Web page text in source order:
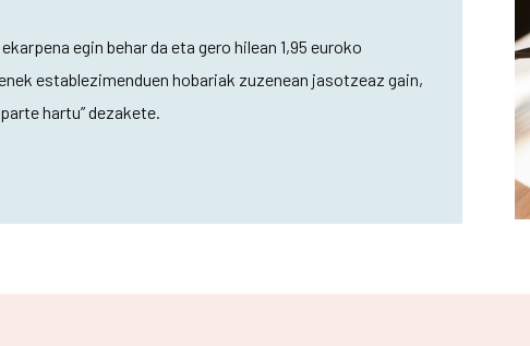
egin behar da eta gero hilean 1,95 euroko
establezimenduen hobariak zuzenean jasotzeaz gain,
hartu” dezakete.